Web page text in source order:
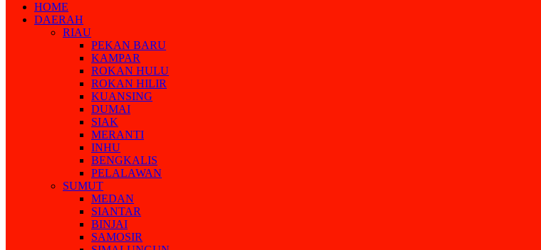
HOME
DAERAH
RIAU
PEKAN BARU
KAMPAR
ROKAN HULU
ROKAN HILIR
KUANSING
DUMAI
SIAK
MERANTI
INHU
BENGKALIS
PELALAWAN
SUMUT
MEDAN
SIANTAR
BINJAI
SAMOSIR